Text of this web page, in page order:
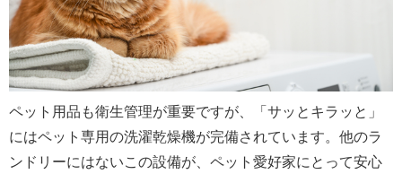
ペット用品も衛生管理が重要ですが、「サッとキラッと」
にはペット専用の洗濯乾燥機が完備されています。他のラ
ンドリーにはないこの設備が、ペット愛好家にとって安心